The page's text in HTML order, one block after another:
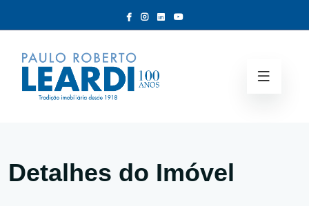
Detalhes do Imóvel